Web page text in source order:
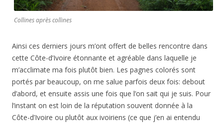
Collines après collines
Ainsi ces derniers jours m’ont offert de belles rencontre dans
cette Côte-d’Ivoire étonnante et agréable dans laquelle je
m’acclimate ma fois plutôt bien. Les pagnes colorés sont
portés par beaucoup, on me salue parfois deux fois: debout
d’abord, et ensuite assis une fois que l’on sait qui je suis. Pour
l’instant on est loin de la réputation souvent donnée à la
Côte-d’Ivoire ou plutôt aux ivoiriens (ce que j’en ai entendu